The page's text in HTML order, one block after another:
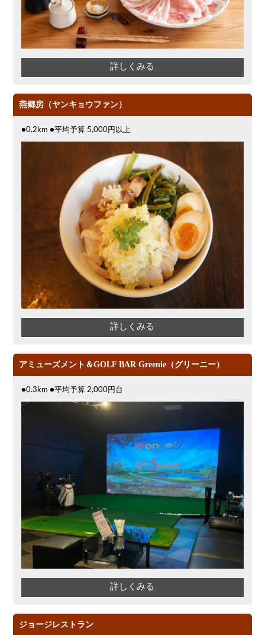
詳しくみる
燕郷房（ヤンキョウファン）
●0.2km ●平均予算 5,000円以上
詳しくみる
アミューズメント＆GOLF BAR Greenie（グリーニー）
●0.3km ●平均予算 2,000円台
詳しくみる
ジョージレストラン